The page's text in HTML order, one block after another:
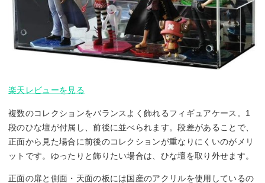
楽天レビューを見る
複数のコレクションをバランスよく飾れるフィギュアケース。1
段のひな壇が付属し、前後に並べられます。段差があることで、
正面から見た場合に前後のコレクションが重なりにくいのがメリ
ットです。ゆったりと飾りたい場合は、ひな壇を取り外せます。
正面の扉と側面・天面の板には国産のアクリルを使用しているの